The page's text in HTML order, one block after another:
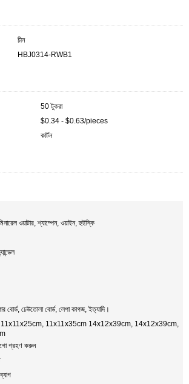
চীন
HBJ0314-RWB1
50 টুকরা
$0.34 - $0.63/pieces
কার্টন
ওয়াটার, শ্যাম্পেন, ওয়াইন, হুইস্কি
বোর্ড, ঢেউতোলা বোর্ড, লেপা কাগজ, ইত্যাদি।
11x11x35cm 14x12x39cm, 14x12x39cm,
গ্রহণ করুন